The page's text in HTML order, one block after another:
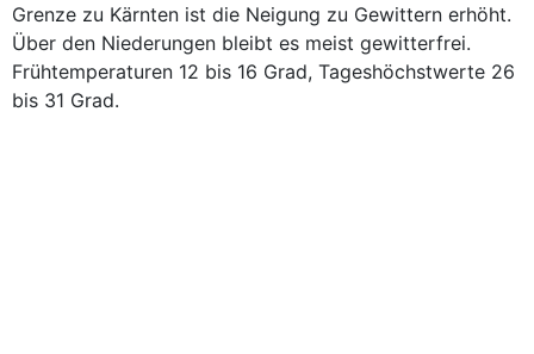
Grenze zu Kärnten ist die Neigung zu Gewittern erhöht.
Über den Niederungen bleibt es meist gewitterfrei.
Frühtemperaturen 12 bis 16 Grad, Tageshöchstwerte 26
bis 31 Grad.